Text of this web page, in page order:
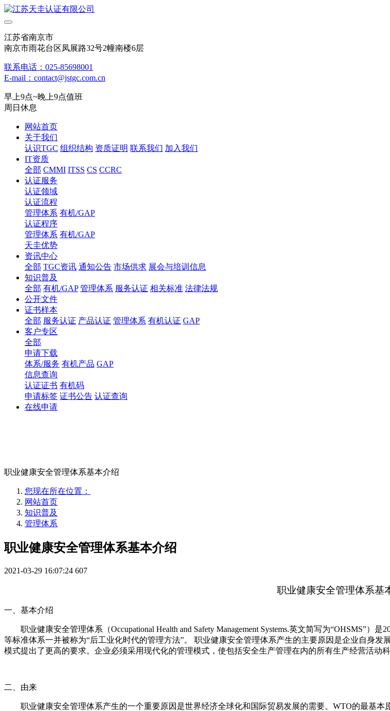
江苏省南京市
南京市雨花台区凤展路32号2幢南楼6层
联系电话：025-85698001
E-mail：contact@jstgc.com.cn
早上9点~晚上9点值班
周日休息
网站首页
关于我们
认识TGC 组织结构 资质证明 联系我们 加入我们
IT资质
全部 CMMI ITSS CS CCRC
认证服务
认证领域
认证流程
管理体系 有机/GAP
认证程序
管理体系 有机/GAP
天圭优势
资讯中心
全部 TGC资讯 通知公告 市场供求 展会与培训信息
知识普及
全部 有机/GAP 管理体系 服务认证 相关标准 法律法规
公开文件
证书样本
全部 服务认证 产品认证 管理体系 有机认证 GAP
客户专区
全部
申请下载
体系/服务 有机产品 GAP
信息查询
认证证书 有机码
申请标签 证书公告 认证查询
在线申请
职业健康安全管理体系基本介绍
您现在所在位置：
网站首页
知识普及
管理体系
职业健康安全管理体系基本介绍
2021-03-29 16:07:24 607
职业健康安全管理体系基
一、基本介绍
职业健康安全管理体系（Occupational Health and Safety Management Systems.英文简写为“OHSMS”
等标准体系一并被称为“后工业化时代的管理方法”。 职业健康安全管理体系产生的主要原因是企业自身
模式提出了更高的要求。企业必须采用现代化的管理模式，使包括安全生产管理在内的所有生产经营活动
二、由来
职业健康安全管理体系产生的一个重要原因是世界经济全球化和国际贸易发展的需要。WTO的最基